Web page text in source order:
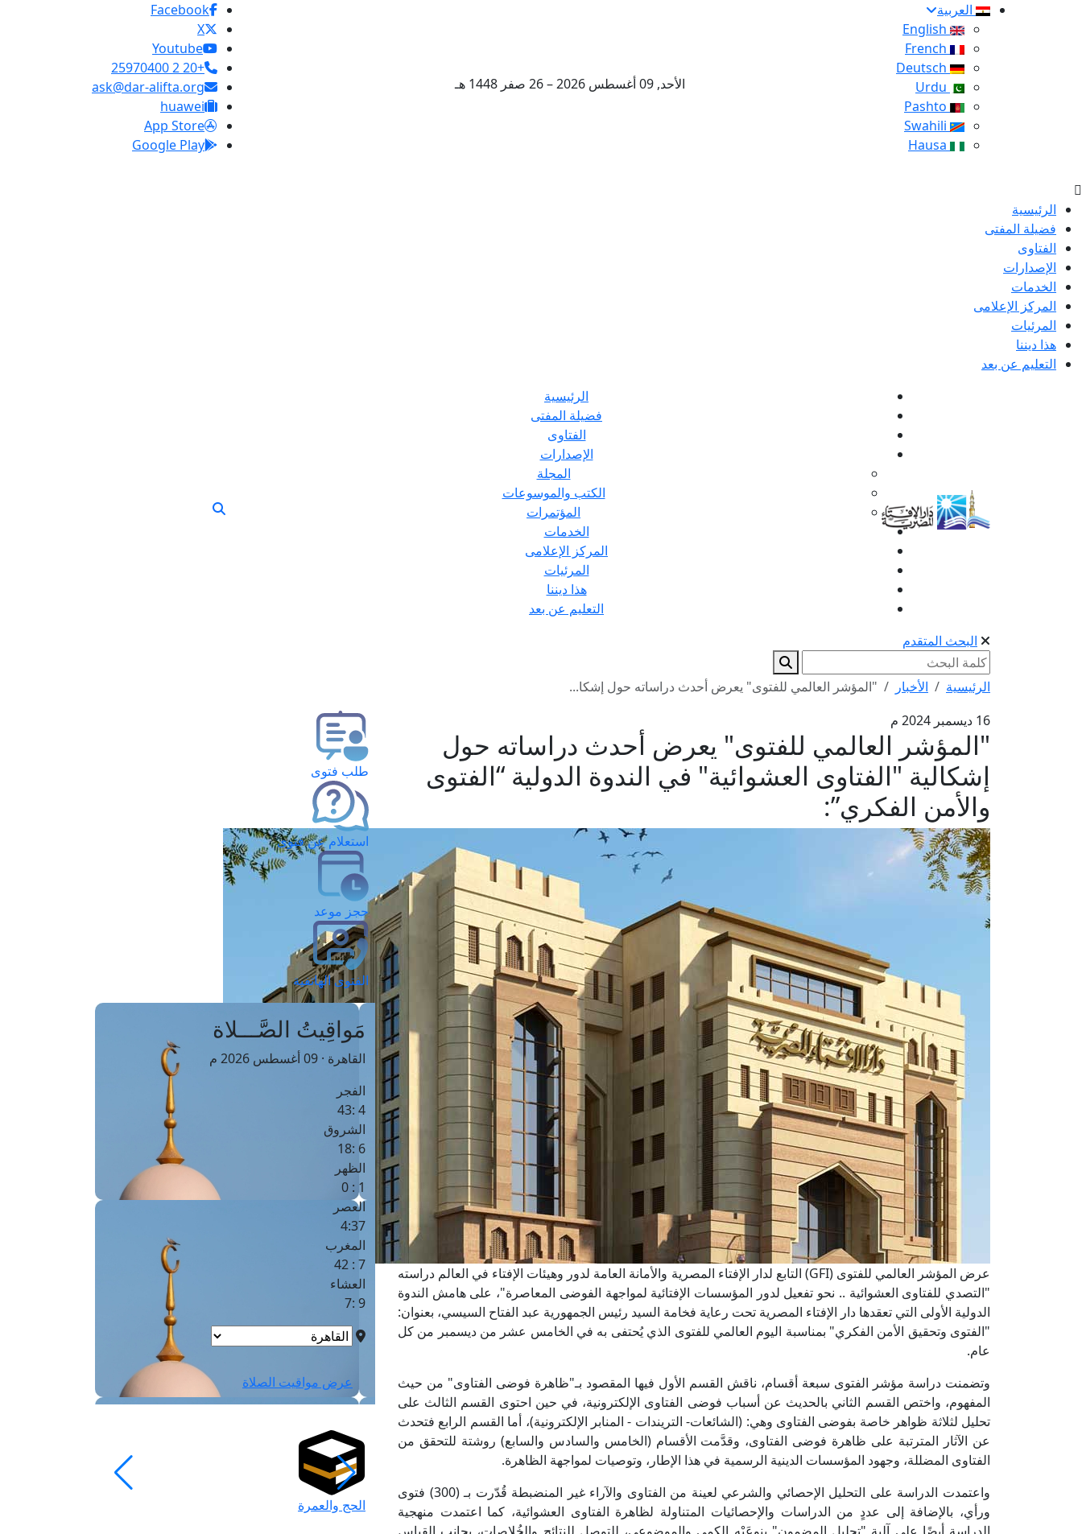
العربية
الأحد, 09 أغسطس 2026 – 26 صفر 1448 هـ
Facebook
X
Youtube
+20 2 25970400
ask@dar-alifta.org
huawei
App Store
Google Play
الرئيسية
فضيلة المفتى
الفتاوى
الإصدارات
الخدمات
المركز الإعلامى
المرئيات
هذا ديننا
التعليم عن بعد
الرئيسية
فضيلة المفتى
الفتاوى
الإصدارات
المجلة
الكتب والموسوعات
المؤتمرات
الخدمات
المركز الإعلامى
المرئيات
هذا ديننا
التعليم عن بعد
البحث المتقدم
الرئيسية الأخبار
"المؤشر العالمي للفتوى" يعرض أحدث دراساته حول إشكا...
16 ديسمبر 2024 م
"المؤشر العالمي للفتوى" يعرض أحدث دراساته حول
إشكالية "الفتاوى العشوائية" في الندوة الدولية “الفتوى
والأمن الفكري”:
عرض المؤشر العالمي للفتوى (GFI) التابع لدار الإفتاء المصرية والأمانة العامة لدور وهيئات الإفتاء في العالم دراسته
"التصدي للفتاوى العشوائية .. نحو تفعيل لدور المؤسسات الإفتائية لمواجهة الفوضى المعاصرة"، على هامش الندوة
الدولية الأولى التي تعقدها دار الإفتاء المصرية تحت رعاية فخامة السيد رئيس الجمهورية عبد الفتاح السيسي، بعنوان:
"الفتوى وتحقيق الأمن الفكري" بمناسبة اليوم العالمي للفتوى الذي يُحتفى به في الخامس عشر من ديسمبر من كل
عام.
وتضمنت دراسة مؤشر الفتوى سبعة أقسام، ناقش القسم الأول فيها المقصود بـ"ظاهرة فوضى الفتاوى" من حيث
المفهوم، واختص القسم الثاني بالحديث عن أسباب فوضى الفتاوى الإلكترونية، في حين احتوى القسم الثالث على
تحليل لثلاثة ظواهر خاصة بفوضى الفتاوى وهي: (الشائعات- التريندات - المنابر الإلكترونية)، أما القسم الرابع فتحدث
عن الآثار المترتبة على ظاهرة فوضى الفتاوى، وقدَّمت الأقسام (الخامس والسادس والسابع) روشتة للتحقق من
الفتاوى المضللة، وجهود المؤسسات الدينية الرسمية في هذا الإطار، وتوصيات لمواجهة الظاهرة.
واعتمدت الدراسة على التحليل الإحصائي والشرعي لعينة من الفتاوى والآراء غير المنضبطة قُدّرت بـ (300) فتوى
ورأي، بالإضافة إلى عددٍ من الدراسات والإحصائيات المتناولة لظاهرة الفتاوى العشوائية، كما اعتمدت منهجية
طلب فتوى
استعلام عن فتوى
حجز موعد
الفتوى الهاتفية
مَواقِيتُ الصَّـــلاة
القاهرة · 09 أغسطس 2026 م
الفجر
4 :43
الشروق
6 :18
الظهر
1 : 0
العصر
4:37
المغرب
7 : 42
العشاء
9 :7
عرض مواقيت الصلاة
الحج والعمرة